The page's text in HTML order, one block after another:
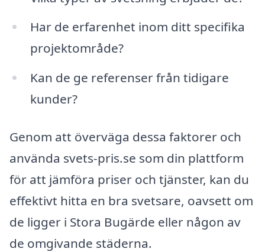
Har de erfarenhet inom ditt specifika
projektområde?
Kan de ge referenser från tidigare
kunder?
Genom att överväga dessa faktorer och
använda svets-pris.se som din plattform
för att jämföra priser och tjänster, kan du
effektivt hitta en bra svetsare, oavsett om
de ligger i Stora Bugärde eller någon av
de omgivande städerna.